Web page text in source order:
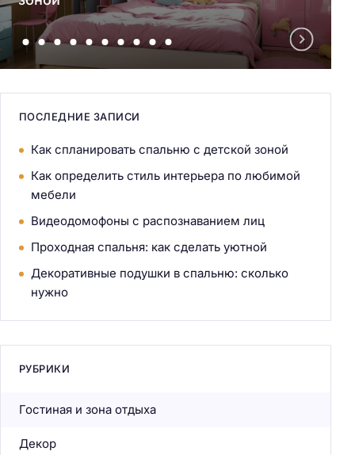
ПОСЛЕДНИЕ ЗАПИСИ
Как спланировать спальню с детской зоной
Как определить стиль интерьера по любимой
мебели
Видеодомофоны с распознаванием лиц
Проходная спальня: как сделать уютной
Декоративные подушки в спальню: сколько
нужно
РУБРИКИ
Гостиная и зона отдыха
Декор